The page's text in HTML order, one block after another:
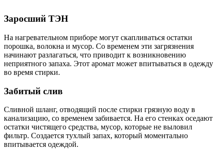
Заросший ТЭН
На нагревательном приборе могут скапливаться остатки
порошка, волокна и мусор. Со временем эти загрязнения
начинают разлагаться, что приводит к возникновению
неприятного запаха. Этот аромат может впитываться в одежду
во время стирки.
Забитый слив
Сливной шланг, отводящий после стирки грязную воду в
канализацию, со временем забивается. На его стенках оседают
остатки чистящего средства, мусор, которые не выловил
фильтр. Создается тухлый запах, который моментально
впитывается одеждой.